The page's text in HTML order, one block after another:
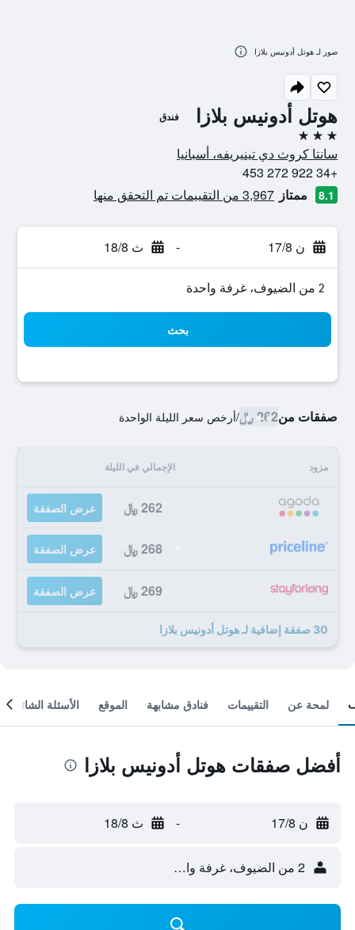
هوتل أدونيس بلازا فندق
3 نجوم
سانتا كروث دي تينيريفه، أسبانيا
+34 922 272 453
8.1 ممتاز 3,967 من التقييمات تم التحقق منها
ن 17/8 - ث 18/8
2 من الضيوف، غرفة واحدة
بحث
صفقات من262 ﷼ /أرخص سعر الليلة الواحدة
مزود الإجمالي في الليلة
262 ﷼ عرض الصفقة
268 ﷼ عرض الصفقة
269 ﷼ عرض الصفقة
30 صفقة إضافية لـ هوتل أدونيس بلازا
صور لـ هوتل أدونيس بلازا
لمحة عن التقييمات فنادق مشابهة الموقع الأسئلة الشائعة
أفضل صفقات هوتل أدونيس بلازا
ن 17/8 - ث 18/8
2 من الضيوف، غرفة واحدة